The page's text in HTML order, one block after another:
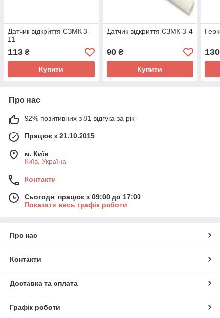
Датчик відкриття СЗМК 3-
11
113 ₴
Купити
Датчик відкриття СЗМК 3-4
90₴
Купити
130
Про нас
92% позитивних з 81 відгука за рік
Працює з 21.10.2015
м. Київ
Київ, Україна
Контакти
Сьогодні працює з 09:00 до 17:00
Показати весь графік роботи
Про нас
Контакти
Доставка та оплата
Графік роботи